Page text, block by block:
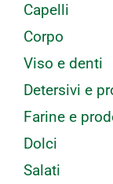
Capelli
Corpo
Viso e denti
Detersivi e
Farine e
Dolci
Salati